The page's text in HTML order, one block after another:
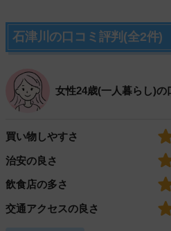
石津川の口コミ評判(全2件)
女性24歳(一人暮らし)の
買い物しやすさ
治安の良さ
飲食店の多さ
交通アクセスの良さ